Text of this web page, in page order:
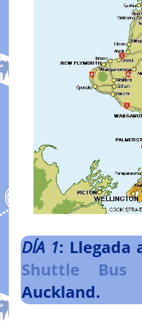
DÍA1: Llegada
Shuttle
Auckland.